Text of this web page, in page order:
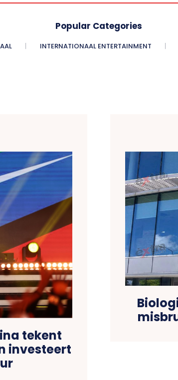
Popular Categories
INTERNATIONAAL ENTERTAINMENT
tekent
investeert